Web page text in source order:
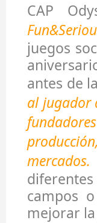
CAP
juegos
antes de
al jugador
mercados.
campos
mejorar